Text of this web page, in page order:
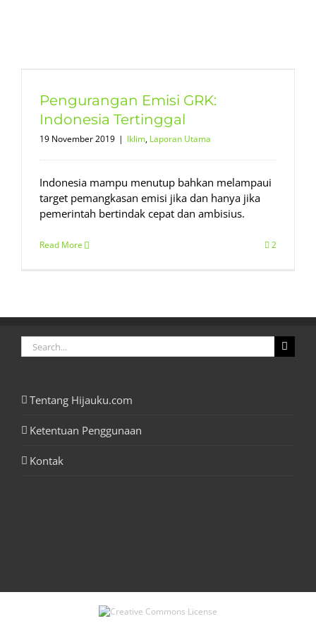
Pengurangan Emisi GRK:
Indonesia Tertinggal
19 November 2019 | Iklim, Laporan Utama
Indonesia mampu menutup bahkan melampaui
target pemangkasan emisi jika dan hanya jika
pemerintah bertindak cepat dan ambisius.
Read More 2
Search
for:
Tentang Hijauku.com
Ketentuan Penggunaan
Kontak